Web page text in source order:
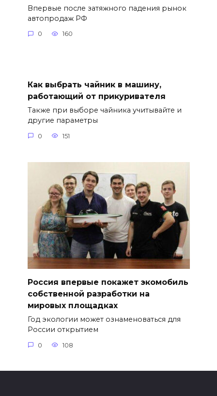
Впервые после затяжного падения рынок
автопродаж РФ
0 160
Как выбрать чайник в машину,
работающий от прикуривателя
Также при выборе чайника учитывайте и
другие параметры
0 151
Россия впервые покажет экомобиль
собственной разработки на
мировых площадках
Год экологии может ознаменоваться для
России открытием
0 108